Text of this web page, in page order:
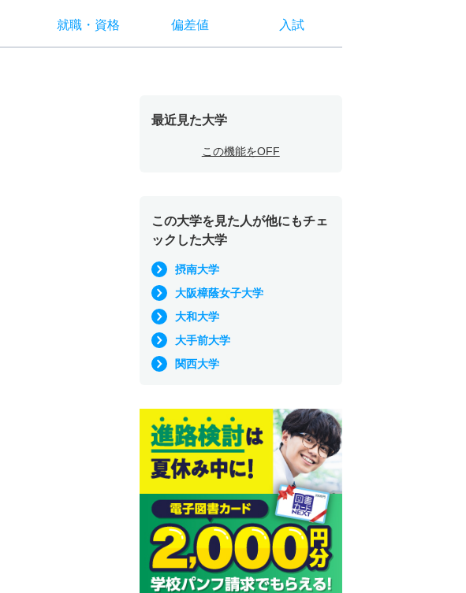
就職・ 資格 偏差値 入試
最近見た大学
この機能をOFF
この大学を見た人が他にもチェ
ックした大学
摂南大学
大阪樟蔭女子大学
大和大学
大手前大学
関西大学